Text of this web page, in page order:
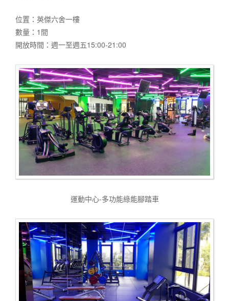
位置：英傑六舍一樓
數量：1間
開放時間：週一至週五15:00-21:00
運動中心-多功能綠能腳踏車